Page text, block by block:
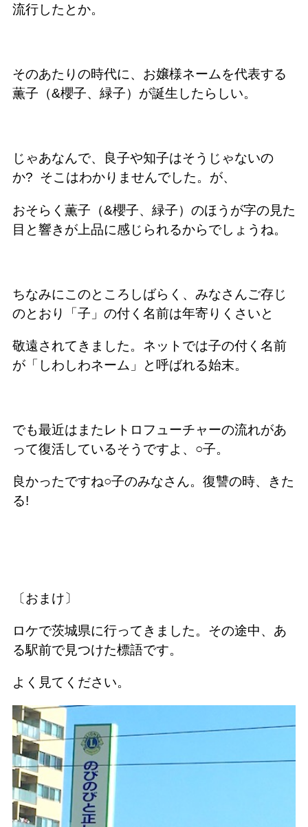
流行したとか。
そのあたりの時代に、お嬢様ネームを代表する
薫子（&櫻子、緑子）が誕生したらしい。
じゃあなんで、良子や知子はそうじゃないの
か? そこはわかりませんでした。が、
おそらく薫子（&櫻子、緑子）のほうが字の見た
目と響きが上品に感じられるからでしょうね。
ちなみにこのところしばらく、みなさんご存じ
のとおり「子」の付く名前は年寄りくさいと
敬遠されてきました。ネットでは子の付く名前
が「しわしわネーム」と呼ばれる始末。
でも最近はまたレトロフューチャーの流れがあ
って復活しているそうですよ、○子。
良かったですね○子のみなさん。復讐の時、きた
る!
〔おまけ〕
ロケで茨城県に行ってきました。その途中、あ
る駅前で見つけた標語です。
よく見てください。